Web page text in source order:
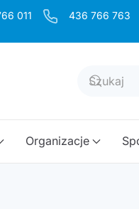
011 436 766 763
Organizacje